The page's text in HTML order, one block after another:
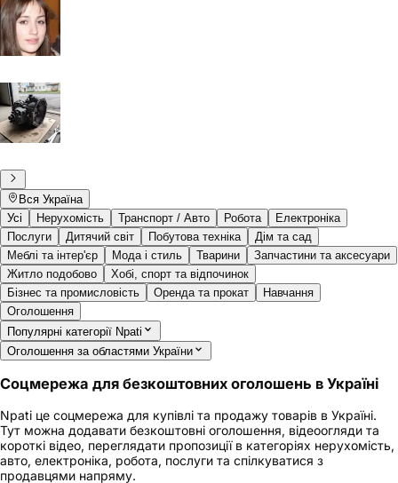
Вся Україна
Усі
Нерухомість Транспорт / Авто Робота
Електроніка
Послуги
Дитячий світ Побутова техніка
Дім та сад
Меблі та інтер'єр
Мода і стиль Тварини
Запчастини та аксесуари
Житло подобово
Хобі, спорт та відпочинок
Бізнес та промисловість
Оренда та прокат
Навчання
Оголошення
Популярні категорії Npati
Оголошення за областями України
Соцмережа для безкоштовних оголошень в Україні
Npati це соцмережа для купівлі та продажу товарів в Україні.
Тут можна додавати безкоштовні оголошення, відеоогляди та
короткі відео, переглядати пропозиції в категоріях нерухомість,
авто, електроніка, робота, послуги та спілкуватися з
продавцями напряму.